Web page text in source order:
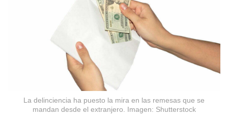
La delinciencia ha puesto la mira en las remesas que se
mandan desde el extranjero. Imagen: Shutterstock